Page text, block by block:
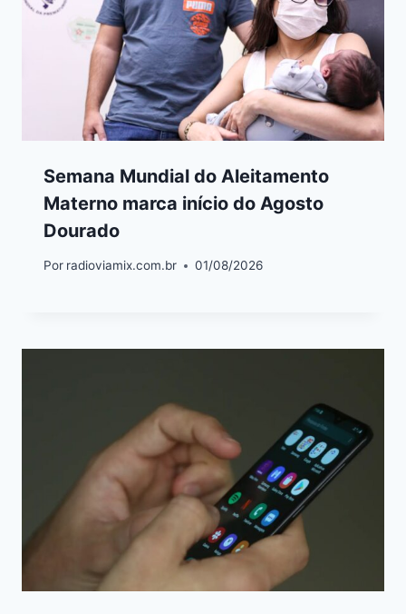
Semana Mundial do Aleitamento
Materno marca início do Agosto
Dourado
Por radioviamix.com.br 01/08/2026